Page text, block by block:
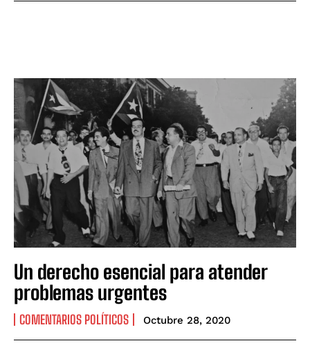
Un derecho esencial para atender
problemas urgentes
COMENTARIOS POLÍTICOS Octubre 28, 2020